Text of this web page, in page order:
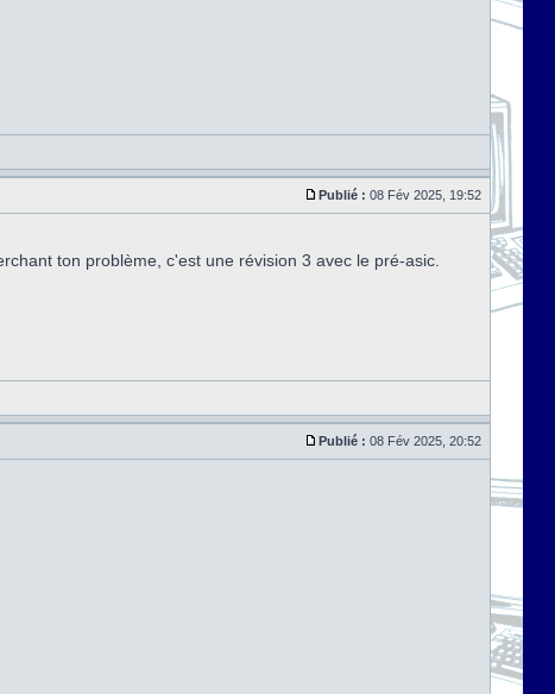
Publié : 08 Fév 2025, 19:52
ton problème, c'est une révision 3 avec le pré-asic.
Publié : 08 Fév 2025, 20:52